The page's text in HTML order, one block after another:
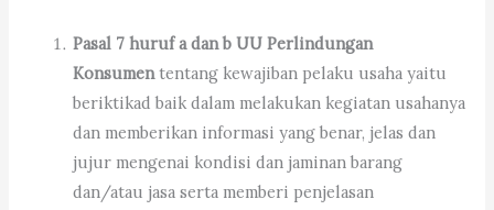
Pasal 7 huruf a dan b UU Perlindungan
Konsumententang kewajiban pelaku usaha yaitu
beriktikad baik dalam melakukan kegiatan usahanya
dan memberikan informasi yang benar, jelas dan
jujur mengenai kondisi dan jaminan barang
dan/atau jasa serta memberi penjelasan